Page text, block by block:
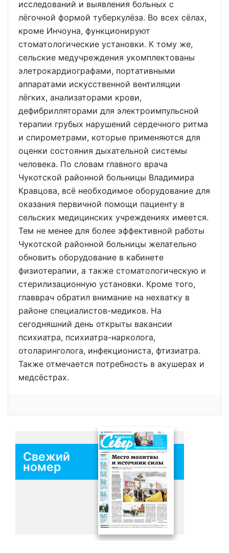
исследований и выявления больных с
лёгочной формой туберкулёза. Во всех сёлах,
кроме Инчоуна, функционируют
стоматологические установки. К тому же,
сельские медучреждения укомплектованы
элетрокардиографами, портативными
аппаратами искусственной вентиляции
лёгких, анализаторами крови,
дефибрилляторами для электроимпульсной
терапии грубых нарушений сердечного ритма
и спирометрами, которые применяются для
оценки состояния дыхательной системы
человека. По словам главного врача
Чукотской районной больницы Владимира
Кравцова, всё необходимое оборудование для
оказания первичной помощи пациенту в
сельских медицинских учреждениях имеется.
Тем не менее для более эффективной работы
Чукотской районной больницы желательно
обновить оборудование в кабинете
физиотерапии, а также стоматологическую и
стерилизационную установки. Кроме того,
главврач обратил внимание на нехватку в
районе специалистов-медиков. На
сегодняшний день открыты вакансии
психиатра, психиатра-нарколога,
отоларинголога, инфекциониста, фтизиатра.
Также отмечается потребность в акушерах и
медсёстрах.
Свежий
номер